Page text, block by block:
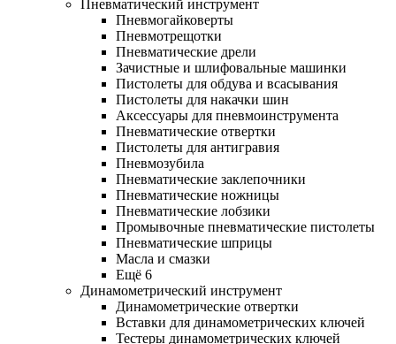
Пневматический инструмент
Пневмогайковерты
Пневмотрещотки
Пневматические дрели
Зачистные и шлифовальные машинки
Пистолеты для обдува и всасывания
Пистолеты для накачки шин
Аксессуары для пневмоинструмента
Пневматические отвертки
Пистолеты для антигравия
Пневмозубила
Пневматические заклепочники
Пневматические ножницы
Пневматические лобзики
Промывочные пневматические пистолеты
Пневматические шприцы
Масла и смазки
Ещё 6
Динамометрический инструмент
Динамометрические отвертки
Вставки для динамометрических ключей
Тестеры динамометрических ключей